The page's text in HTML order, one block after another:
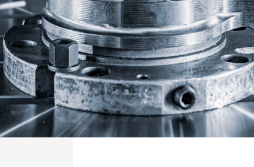
、火花機)
電動車、汽車、船
工
半導體零件
件加工
件加工
造領域